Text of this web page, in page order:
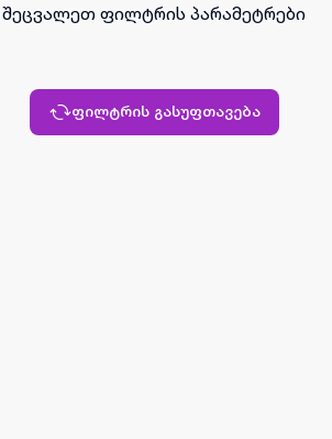
შეცვალეთ ფილტრის პარამეტრები
ფილტრის გასუფთავება